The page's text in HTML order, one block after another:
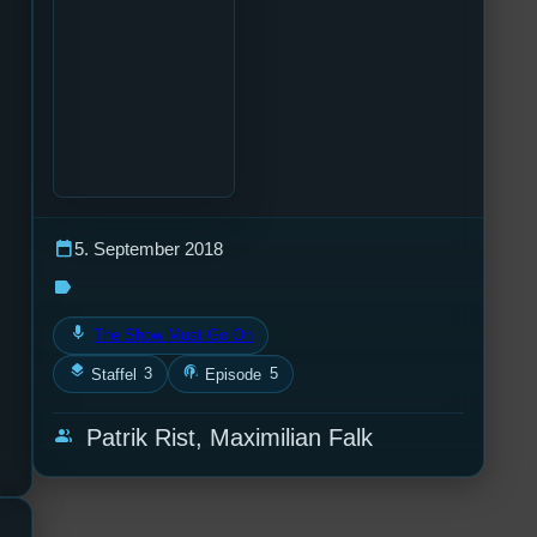
calendar_today5. September 2018
label
mic The Show Must Go On
layers Staffel 3 podcasts Episode 5
group Patrik Rist, Maximilian Falk